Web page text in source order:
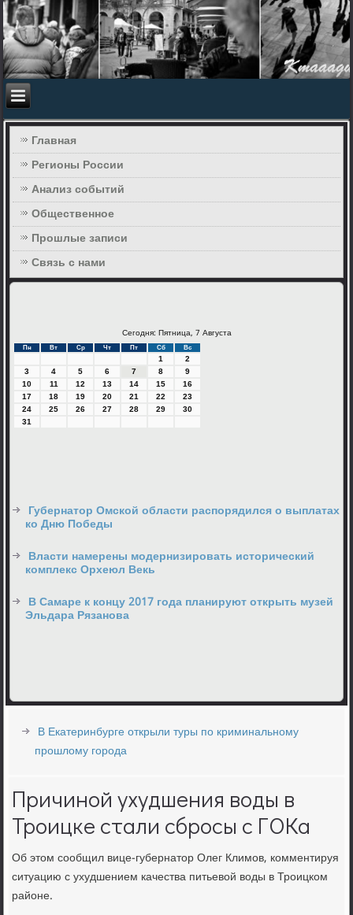
Главная
Регионы России
Анализ событий
Общественное
Прошлые записи
Связь с нами
Сегодня: Пятница, 7 Августа
Пн Вт Ср Чт Пт Сб Вс
1
2
3
4 5 6 7 8
9
10
11 12 13 14 15
16
17
18 19 20 21 22
23
24
25 26 27 28 29
30
31
Губернатор Омской области распорядился о выплатах
ко Дню Победы
Власти намерены модернизировать исторический
комплекс Орхеюл Векь
В Самаре к концу 2017 года планируют открыть музей
Эльдара Рязанова
В Екатеринбурге открыли туры по криминальному
прошлому города
Причиной ухудшения воды в
Троицке стали сбросы с ГОКа
Об этом сообщил вице-губернатор Олег Климов, комментируя
ситуацию с ухудшением качества питьевой воды в Троицком
районе.